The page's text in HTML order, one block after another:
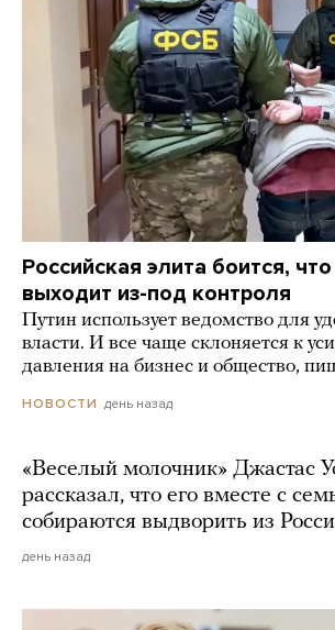
Российская элита боится,
выходит из-под контроля
Путин использует ведомство для
власти. И все чаще склоняется к
давления на бизнес и общество,
НОВОСТИ день назад
«Веселый молочник» Джастас
рассказал, что его вместе с
собираются выдворить из
день назад